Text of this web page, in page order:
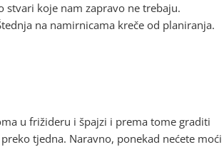
stvari koje nam zapravo ne trebaju.
na namirnicama kreče od planiranja.
u frižideru i špajzi i prema tome graditi
tjedna. Naravno, ponekad nećete moći